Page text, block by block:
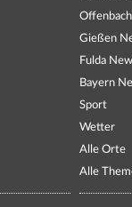
Gießen
Fulda
Bayern
Sport
Wetter
Alle Orte
Alle